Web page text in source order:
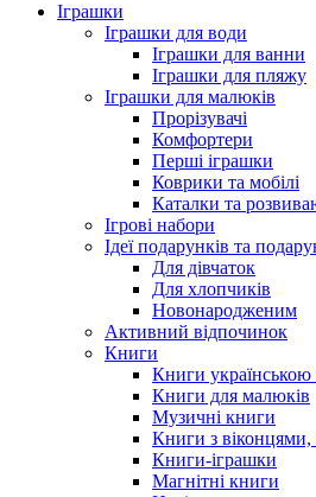
Іграшки
Іграшки для води
Іграшки для ванни
Іграшки для пляжу
Іграшки для малюків
Прорізувачі
Комфортери
Перші іграшки
Коврики та мобілі
Каталки та
Ігрові набори
Ідеї ​​подарунків та
Для дівчаток
Для хлопчиків
Новонародженим
Активний відпочинок
Книги
Книги
Книги для малюків
Музичні книги
Книги з віконцями,
Книги-іграшки
Магнітні книги